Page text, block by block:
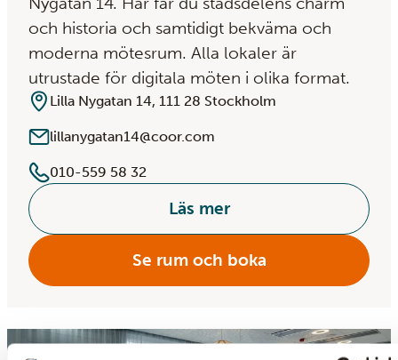
och historia och samtidigt bekväma och
moderna mötesrum. Alla lokaler är
utrustade för digitala möten i olika format.
Lilla Nygatan 14, 111 28 Stockholm
lillanygatan14@coor.com
010-559 58 32
Läs mer
Se rum och boka